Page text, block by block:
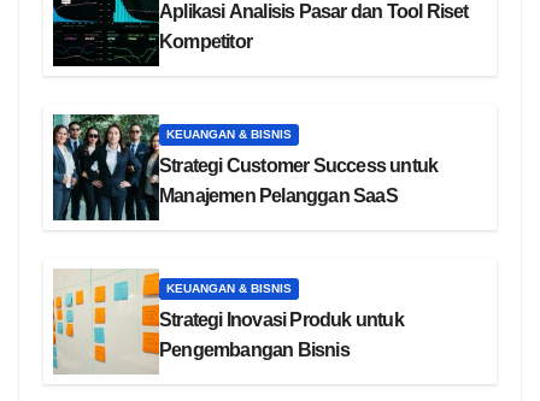
Aplikasi Analisis Pasar dan Tool Riset
Kompetitor
KEUANGAN & BISNIS
Strategi Customer Success untuk
Manajemen Pelanggan SaaS
KEUANGAN & BISNIS
Strategi Inovasi Produk untuk
Pengembangan Bisnis